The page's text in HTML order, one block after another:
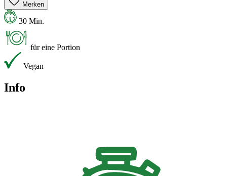
Merken
30 Min.
für eine Portion
Vegan
Info